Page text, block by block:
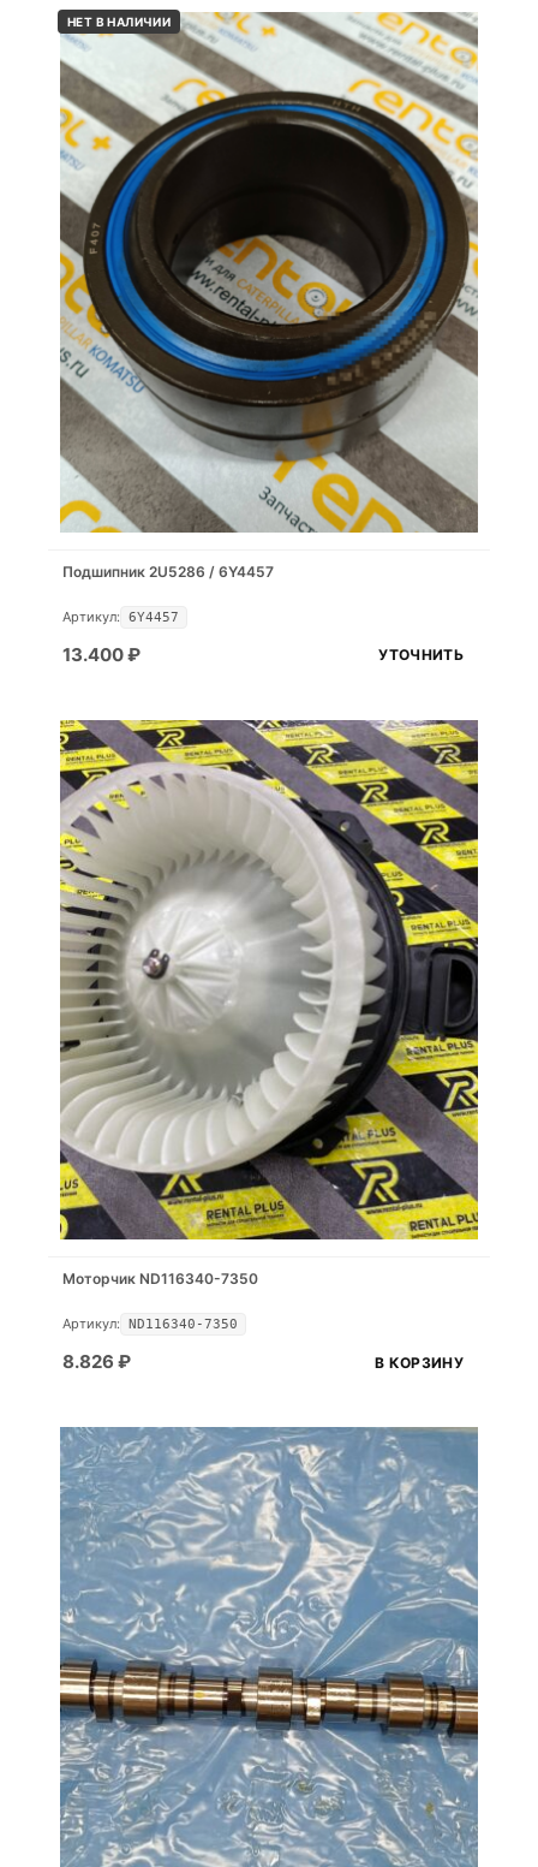
НЕТ В НАЛИЧИИ
Подшипник 2U5286 / 6Y4457
Артикул: 6Y4457
13.400₽ УТОЧНИТЬ
Моторчик ND116340-7350
Артикул: ND116340-7350
8.826 ₽ В КОРЗИНУ